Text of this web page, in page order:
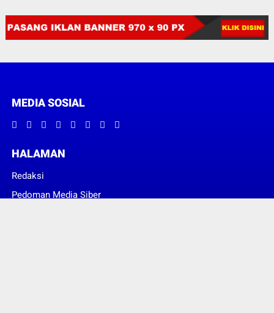
MEDIA SOSIAL
HALAMAN
Redaksi
Pedoman Media Siber